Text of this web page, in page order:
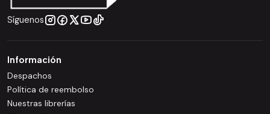
Síguenos
Información
Despachos
Política de reembolso
Nuestras librerías